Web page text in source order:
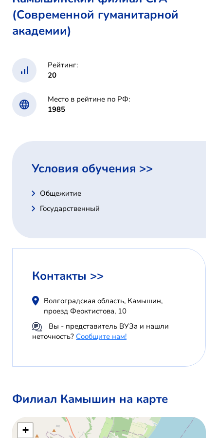
(Современной гуманитарной
академии)
Рейтинг:
20
Место в рейтине по РФ:
1985
Условия обучения >>
Общежитие
Государственный
Контакты >>
Волгоградская область, Камышин,
проезд Феоктистова, 10
Вы - представитель ВУЗа и нашли
неточность? Сообщите нам!
Филиал Камышин на карте
+